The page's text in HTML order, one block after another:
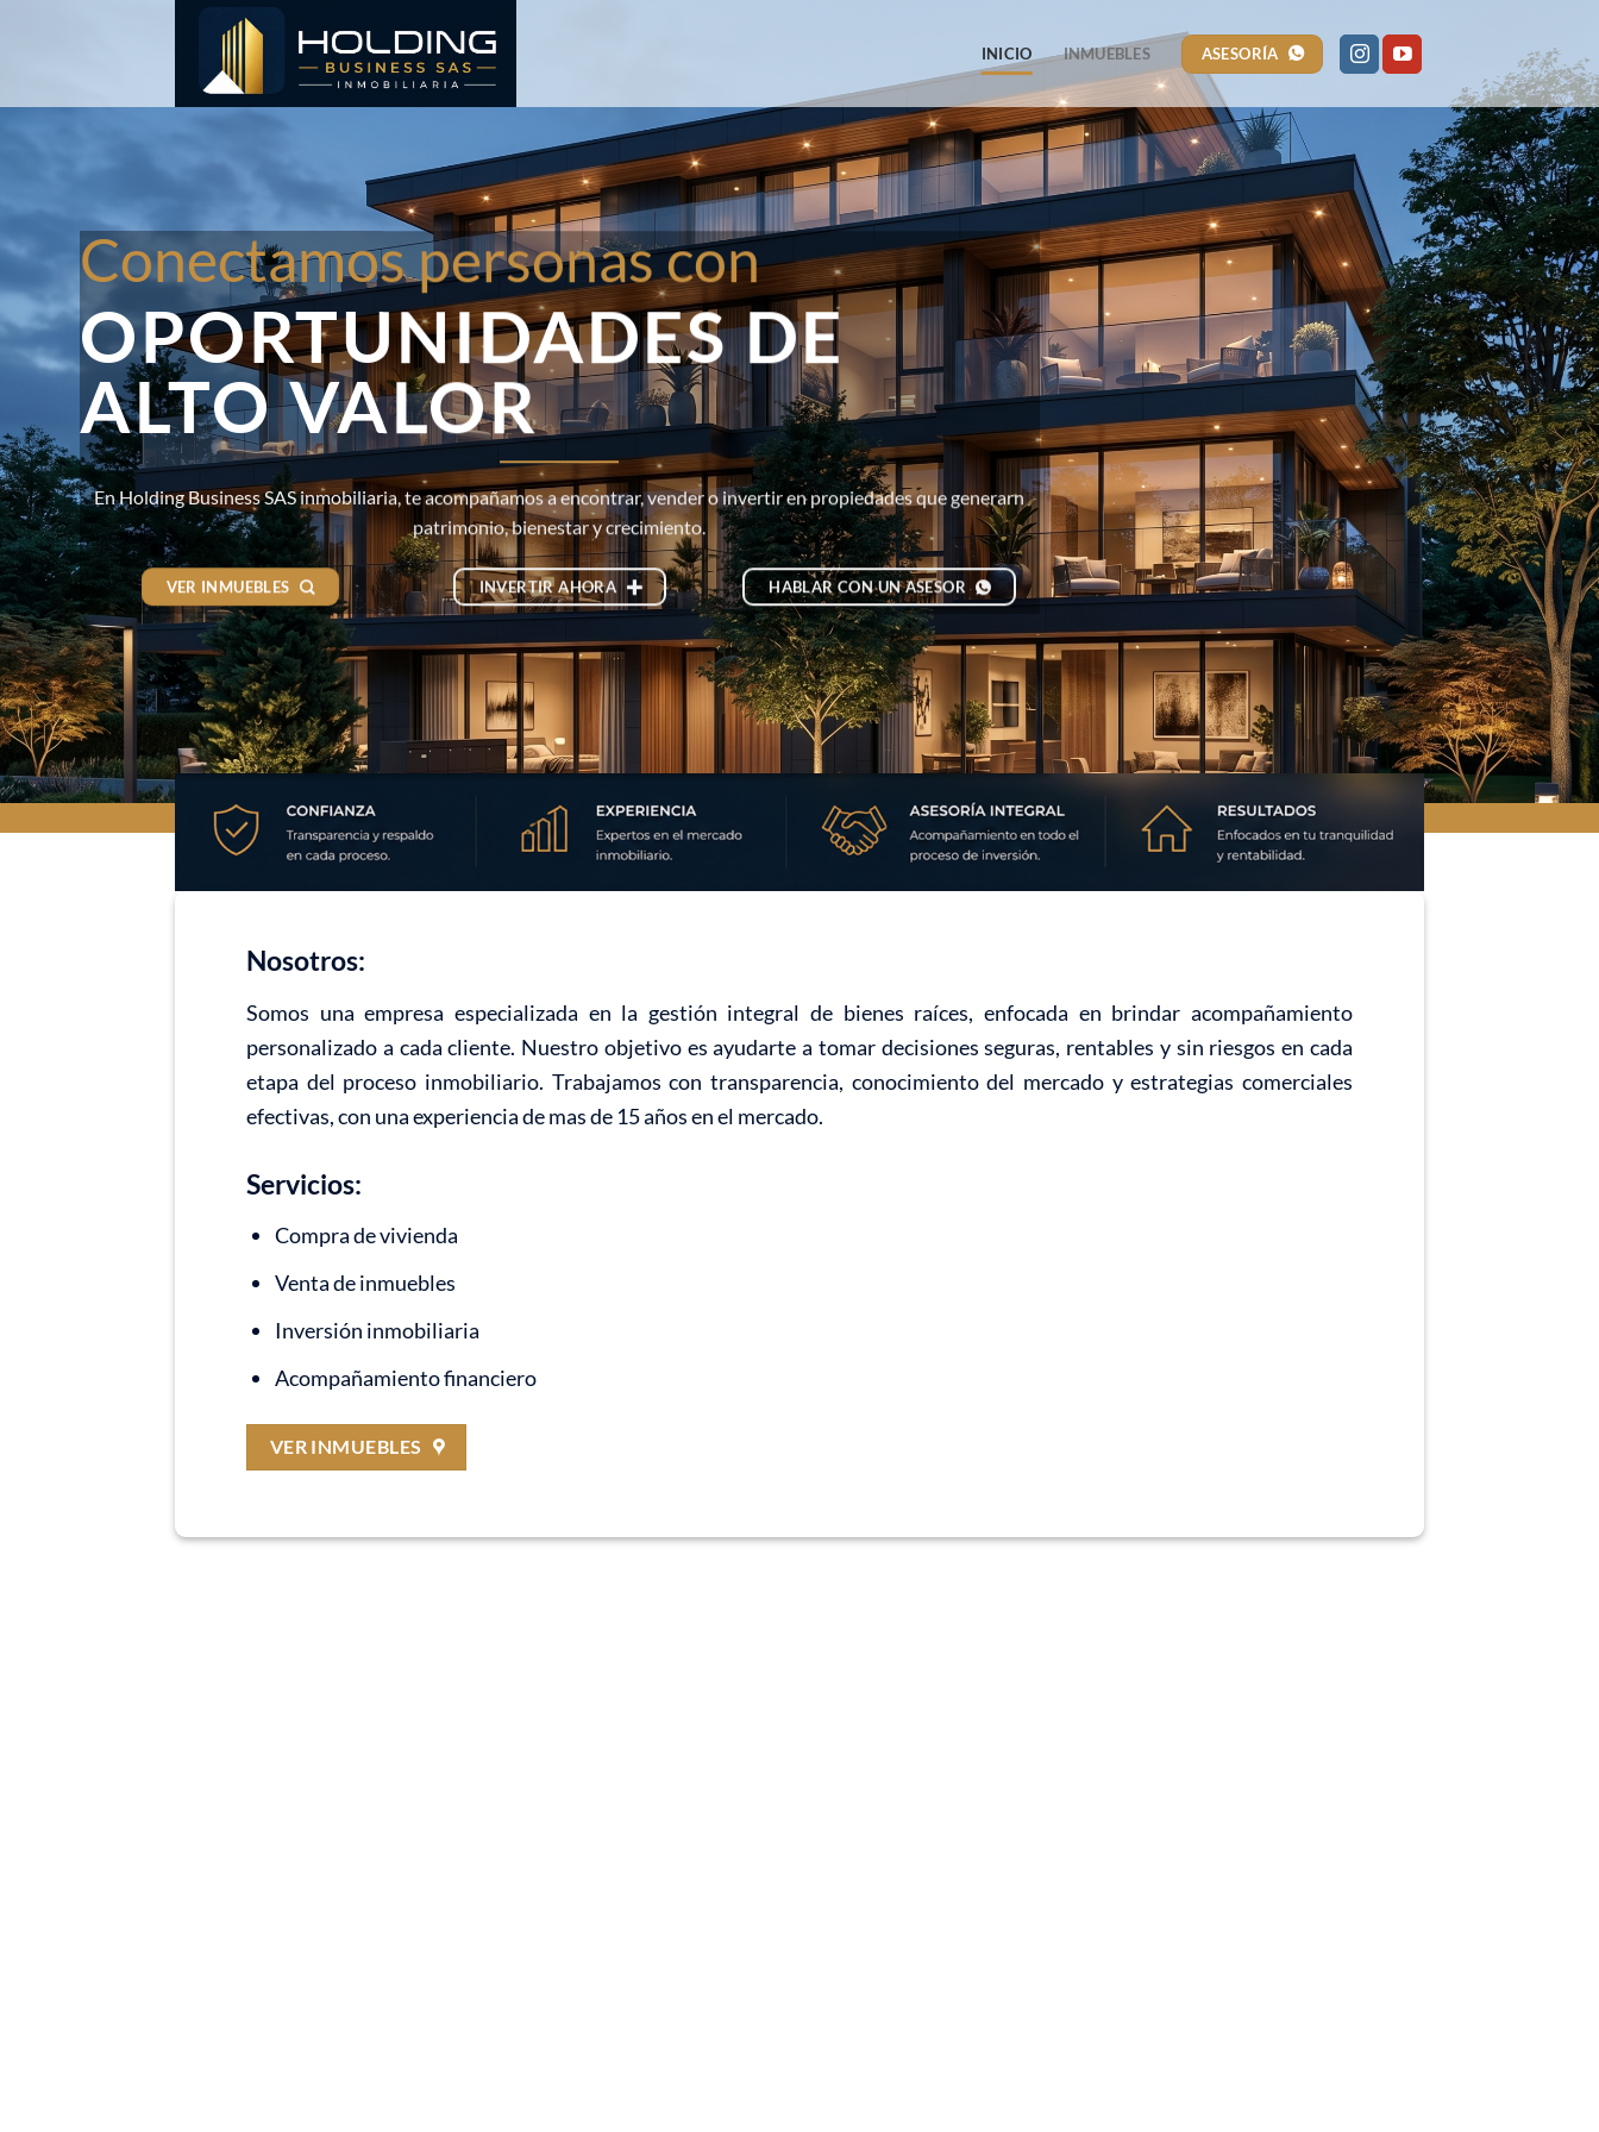
INICIO INMUEBLES ASESORÍA
Conectamos personas con
OPORTUNIDADES DE
ALTO VALOR
En Holding Business SAS inmobiliaria, te acompañamos a encontrar, vender o invertir en propiedades que generarn
patrimonio, bienestar y crecimiento.
VER INMUEBLES INVERTIR AHORA HABLAR CON UN ASESOR
Nosotros:
Somos una empresa especializada en la gestión integral de bienes raíces, enfocada en brindar acompañamiento
personalizado a cada cliente. Nuestro objetivo es ayudarte a tomar decisiones seguras, rentables y sin riesgos en cada
etapa del proceso inmobiliario. Trabajamos con transparencia, conocimiento del mercado y estrategias comerciales
efectivas, con una experiencia de mas de 15 años en el mercado.
Servicios:
Compra de vivienda
Venta de inmuebles
Inversión inmobiliaria
Acompañamiento financiero
VER INMUEBLES